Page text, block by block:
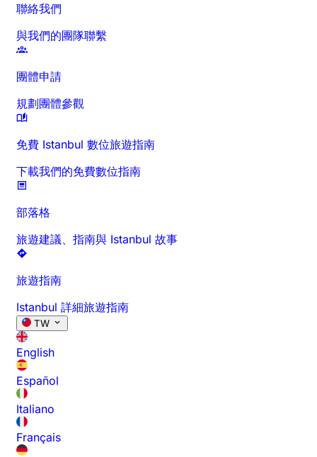
聯絡我們
與我們的團隊聯繫
團體申請
規劃團體參觀
免費 Istanbul 數位旅遊指南
下載我們的免費數位指南
部落格
旅遊建議、指南與 Istanbul 故事
旅遊指南
Istanbul 詳細旅遊指南
TW
English
Español
Italiano
Français